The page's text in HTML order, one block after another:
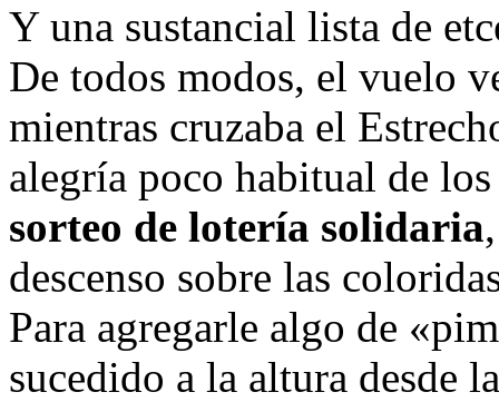
Y una sustancial lista de
De todos modos, el vuelo
mientras cruzaba el
alegría poco habitual de
sorteo de lotería solidaria
descenso sobre las
Para agregarle algo de
sucedido a la altura desde